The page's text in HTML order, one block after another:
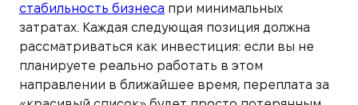
стабильность бизнеса при минимальных
затратах. Каждая следующая позиция должна
рассматриваться как инвестиция: если вы не
планируете реально работать в этом
направлении в ближайшее время, переплата за